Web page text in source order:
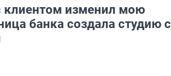
клиентом изменил мою
банка создала студию с